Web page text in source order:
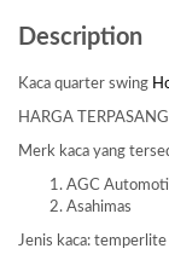
Description
Kaca quarter swing
HARGA TERPASANG
Merk kaca yang
AGC
Asahimas
Jenis kaca: